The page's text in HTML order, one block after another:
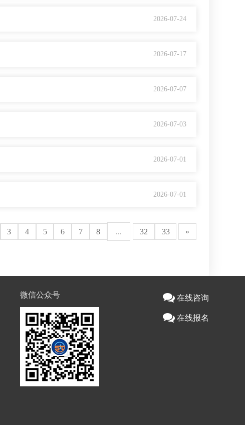
2026-07-24
2026-07-17
2026-07-07
2026-07-03
2026-07-01
2026-07-01
3 4 5 6 7 8 ... 32 33 »
微信公众号 在线咨询
在线报名